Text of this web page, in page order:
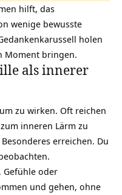
hilft, das
wenige bewusste
holen
Moment bringen.
als innerer
zu wirken. Oft reichen
inneren Lärm zu
erreichen. Du
Gefühle oder
und gehen, ohne